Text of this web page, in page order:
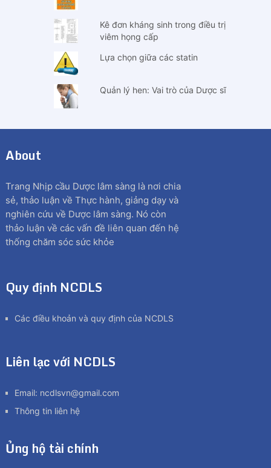
Kê đơn kháng sinh trong điều trị
viêm họng cấp
Lựa chọn giữa các statin
Quản lý hen: Vai trò của Dược sĩ
About
Trang Nhịp cầu Dược lâm sàng là nơi chia
sẻ, thảo luận về Thực hành, giảng dạy và
nghiên cứu về Dược lâm sàng. Nó còn
thảo luận về các vấn đề liên quan đến hệ
thống chăm sóc sức khỏe
Quy định NCDLS
Các điều khoản và quy định của NCDLS
Liên lạc với NCDLS
Email: ncdlsvn@gmail.com
Thông tin liên hệ
Ủng hộ tài chính